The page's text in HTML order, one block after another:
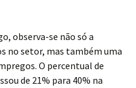
observa-se não só a
no setor, mas também uma
O percentual de
de 21% para 40% na